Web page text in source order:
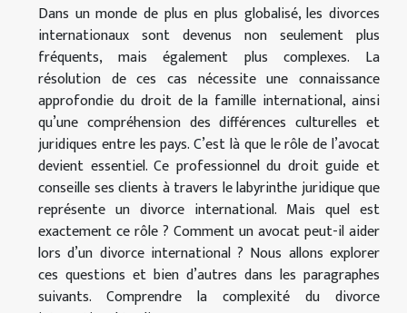
Dans un monde de plus en plus globalisé, les divorces
internationaux sont devenus non seulement plus
fréquents, mais également plus complexes. La
résolution de ces cas nécessite une connaissance
approfondie du droit de la famille international, ainsi
qu’une compréhension des différences culturelles et
juridiques entre les pays. C’est là que le rôle de l’avocat
devient essentiel. Ce professionnel du droit guide et
conseille ses clients à travers le labyrinthe juridique que
représente un divorce international. Mais quel est
exactement ce rôle ? Comment un avocat peut-il aider
lors d’un divorce international ? Nous allons explorer
ces questions et bien d’autres dans les paragraphes
suivants. Comprendre la complexité du divorce